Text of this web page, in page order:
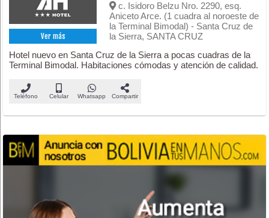
Ver más
c. Isidoro Belzu Nro. 2290, esq.
Aniceto Arce. (1 cuadra al noroeste de
la Terminal Bimodal) - Santa Cruz de
la Sierra, SANTA CRUZ
Hotel nuevo en Santa Cruz de la Sierra a pocas cuadras de la
Terminal Bimodal. Habitaciones cómodas y atención de calidad.
Teléfono Celular Whatsapp Compartir